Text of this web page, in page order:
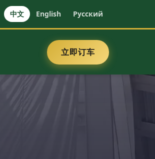
中文 English Русский
立即订车